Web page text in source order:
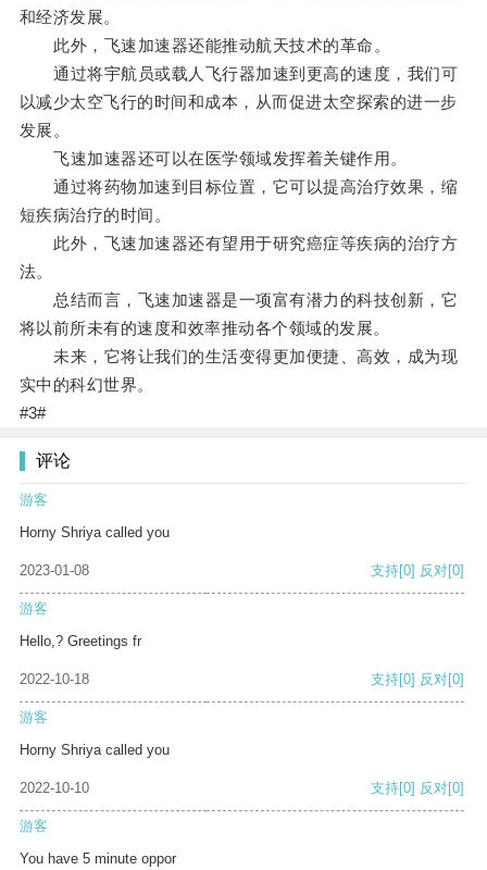
和经济发展。
此外，飞速加速器还能推动航天技术的革命。
通过将宇航员或载人飞行器加速到更高的速度，我们可
以减少太空飞行的时间和成本，从而促进太空探索的进一步
发展。
飞速加速器还可以在医学领域发挥着关键作用。
通过将药物加速到目标位置，它可以提高治疗效果，缩
短疾病治疗的时间。
此外，飞速加速器还有望用于研究癌症等疾病的治疗方
法。
总结而言，飞速加速器是一项富有潜力的科技创新，它
将以前所未有的速度和效率推动各个领域的发展。
未来，它将让我们的生活变得更加便捷、高效，成为现
实中的科幻世界。
#3#
评论
游客
Horny Shriya called you
2023-01-08 支持[0] 反对[0]
游客
Hello,? Greetings fr
2022-10-18 支持[0] 反对[0]
游客
Horny Shriya called you
2022-10-10 支持[0] 反对[0]
游客
You have 5 minute oppor